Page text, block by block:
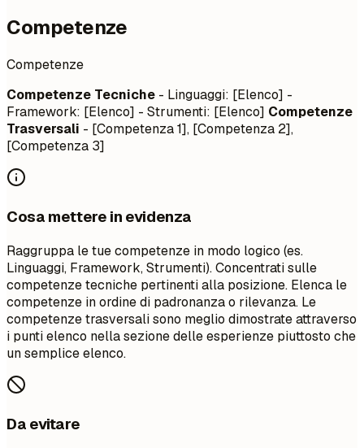
Competenze
Competenze
Competenze Tecniche - Linguaggi: [Elenco] -
Framework: [Elenco] - Strumenti: [Elenco] Competenze
Trasversali - [Competenza 1], [Competenza 2],
[Competenza 3]
Cosa mettere in evidenza
Raggruppa le tue competenze in modo logico (es.
Linguaggi, Framework, Strumenti). Concentrati sulle
competenze tecniche pertinenti alla posizione. Elenca le
competenze in ordine di padronanza o rilevanza. Le
competenze trasversali sono meglio dimostrate attraverso
i punti elenco nella sezione delle esperienze piuttosto che
un semplice elenco.
Da evitare